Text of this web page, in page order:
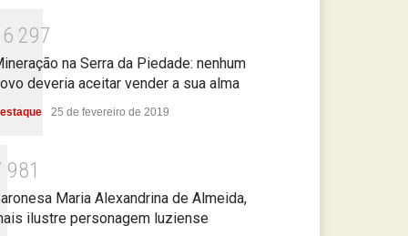
6 297
na Serra da Piedade: nenhum
deveria aceitar vender a sua alma
25 de fevereiro de 2019
981
Maria Alexandrina de Almeida,
ilustre personagem luziense